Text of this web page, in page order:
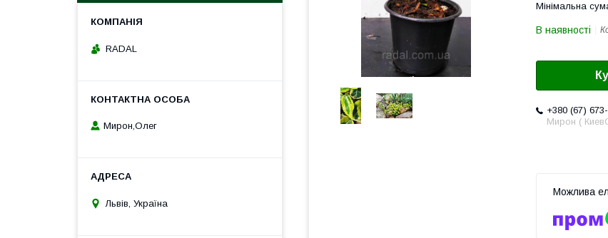
Мінімальна
В наявності
+380 (67)
Мирон (
RADAL
Мирон,Олег
Львів, Україна